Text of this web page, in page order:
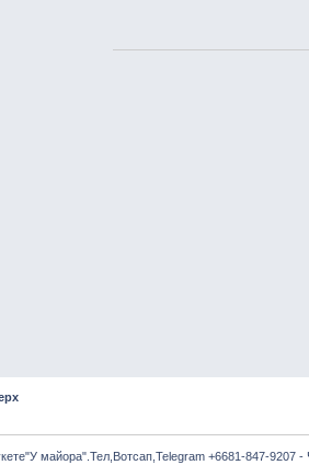
майора".Тел,Вотсап,Telegram +6681-847-9207 -